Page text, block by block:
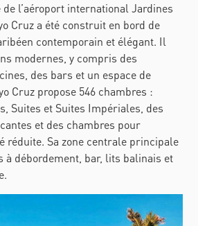
l’aéroport international Jardines
Cruz a été construit en bord de
contemporain et élégant. Il
modernes, y compris des
des bars et un espace de
Cruz propose 546 chambres :
Suites et Suites Impériales, des
et des chambres pour
réduite. Sa zone centrale principale
à débordement, bar, lits balinais et